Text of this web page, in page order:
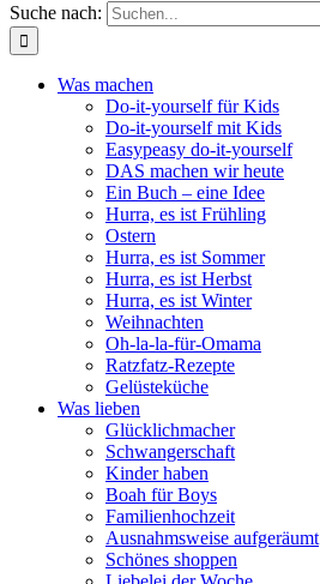
Suche nach:
Was machen
Do-it-yourself für Kids
Do-it-yourself mit Kids
Easypeasy do-it-yourself
DAS machen wir heute
Ein Buch – eine Idee
Hurra, es ist Frühling
Ostern
Hurra, es ist Sommer
Hurra, es ist Herbst
Hurra, es ist Winter
Weihnachten
Oh-la-la-für-Omama
Ratzfatz-Rezepte
Gelüsteküche
Was lieben
Glücklichmacher
Schwangerschaft
Kinder haben
Boah für Boys
Familienhochzeit
Ausnahmsweise aufgeräumt
Schönes shoppen